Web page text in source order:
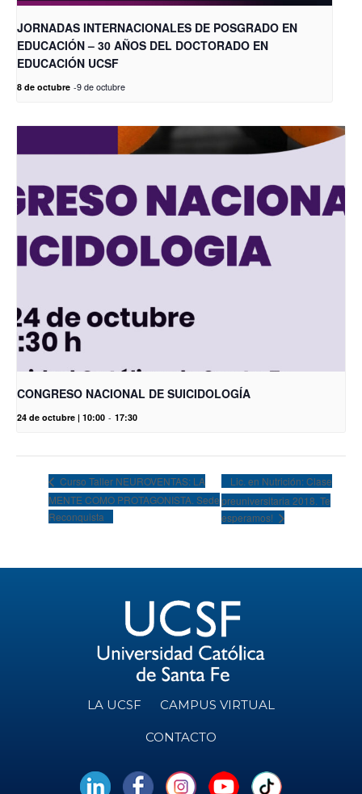
JORNADAS INTERNACIONALES DE POSGRADO EN
EDUCACIÓN – 30 AÑOS DEL DOCTORADO EN
EDUCACIÓN UCSF
8 de octubre -9 de octubre
CONGRESO NACIONAL DE SUICIDOLOGÍA
24 de octubre | 10:00 - 17:30
Curso Taller NEUROVENTAS: LA
MENTE COMO PROTAGONISTA. Sede
Reconquista
Lic. en Nutrición: Clase
preuniversitaria 2018. Te
esperamos!
LA UCSF CAMPUS VIRTUAL
CONTACTO